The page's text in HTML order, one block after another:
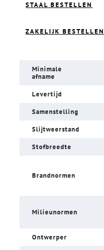
STAAL BESTELLEN
ZAKELIJK BESTELLEN
Minimale
afname
Levertijd
Samenstelling
Slijtweerstand
Stofbreedte
Brandnormen
Milieunormen
Ontwerper